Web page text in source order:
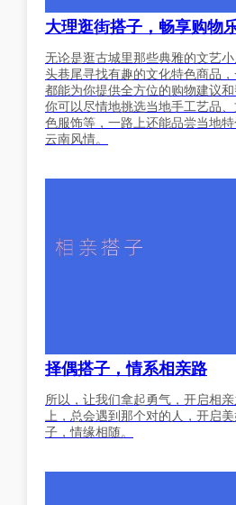
大理逛街搭子，畅享购物
无论是逛古城里那些典雅的文艺
头巷尾寻找有趣的文化特色商品
都能为你提供全方位的购物建议和
你可以尽情地挑选当地手工艺品
色服饰等，一路上还能品尝当地
云南风情。
择偶搭子，情系相亲路
所以，让我们拿起勇气，开启相
上，总会遇到那个对的人，开启
子，情缘相随。